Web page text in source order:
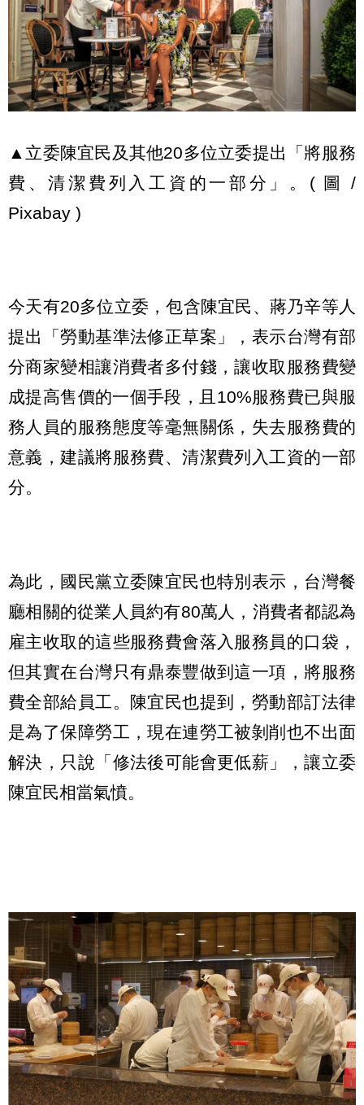
▲立委陳宜民及其他20多位立委提出「將服務
費、清潔費列入工資的一部分」。( 圖 /
Pixabay )
今天有20多位立委，包含陳宜民、蔣乃辛等人
提出「勞動基準法修正草案」，表示台灣有部
分商家變相讓消費者多付錢，讓收取服務費變
成提高售價的一個手段，且10%服務費已與服
務人員的服務態度等毫無關係，失去服務費的
意義，建議將服務費、清潔費列入工資的一部
分。
為此，國民黨立委陳宜民也特別表示，台灣餐
廳相關的從業人員約有80萬人，消費者都認為
雇主收取的這些服務費會落入服務員的口袋，
但其實在台灣只有鼎泰豐做到這一項，將服務
費全部給員工。陳宜民也提到，勞動部訂法律
是為了保障勞工，現在連勞工被剝削也不出面
解決，只說「修法後可能會更低薪」，讓立委
陳宜民相當氣憤。